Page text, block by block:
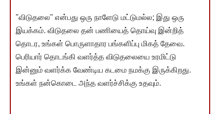
"விடுதலை" என்பது ஒரு நாளேடு மட்டுமல்ல; இது ஒரு
இயக்கம். விடுதலை தன் பணியைத் தொய்வு இன்றித்
தொடர, உங்கள் பொருளாதார பங்களிப்பு மிகத் தேவை.
பெரியார் தொடங்கி வளர்த்த விடுதலையை உரமிட்டு
இன்னும் வளர்க்க வேண்டிய கடமை நமக்கு இருக்கிறது.
உங்கள் நன்கொடை அந்த வளர்ச்சிக்கு உதவும்.